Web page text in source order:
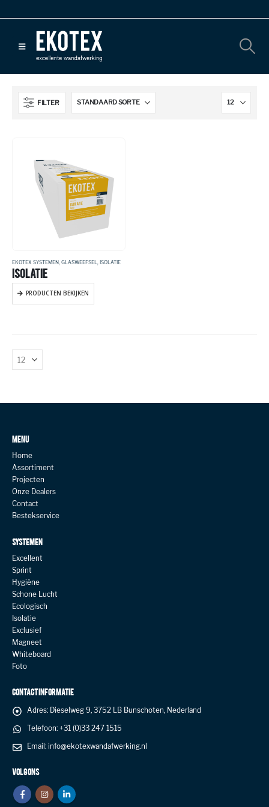
FILTER
EKOTEX SYSTEMEN GLASWEEFSEL ISOLATIE
ISOLATIE
PRODUCTEN BEKIJKEN
MENU
Home
Assortiment
Projecten
Onze Dealers
Contact
Bestekservice
SYSTEMEN
Excellent
Sprint
Hygiëne
Schone Lucht
Ecologisch
Isolatie
Exclusief
Magneet
Whiteboard
Foto
CONTACT INFORMATIE
Adres: Dieselweg 9, 3752 LB Bunschoten, Nederland
Telefoon: +31 (0)33 247 1515
Email: info@ekotexwandafwerking.nl
VOLG ONS